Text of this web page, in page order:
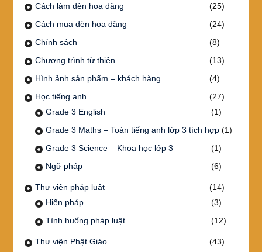
Cách làm đèn hoa đăng
(25)
Cách mua đèn hoa đăng
(24)
Chính sách
(8)
Chương trình từ thiện
(13)
Hình ảnh sản phẩm – khách hàng
(4)
Học tiếng anh
(27)
Grade 3 English
(1)
Grade 3 Maths – Toán tiếng anh lớp 3 tích hợp(1)
Grade 3 Science – Khoa học lớp 3
(1)
Ngữ pháp
(6)
Thư viện pháp luật
(14)
Hiến pháp
(3)
Tình huống pháp luật
(12)
Thư viện Phật Giáo
(43)